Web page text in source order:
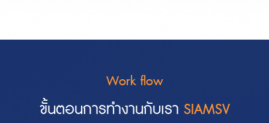
Work flow
ขั้นตอนการทำงานกับเรา SIAMSV